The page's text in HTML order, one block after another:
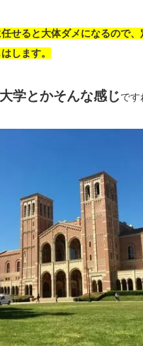
せると大体ダメになるので
します。
学とかそんな感じです